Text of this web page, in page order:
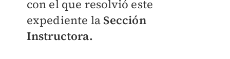
con el que resolvió este
expediente la Sección
Instructora.